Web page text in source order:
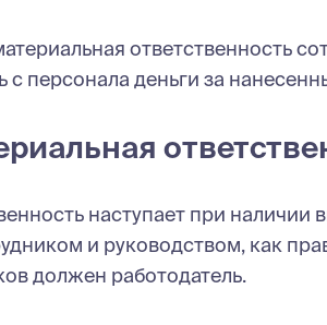
ответственность
с персонала деньги за
наступает при
и руководством, как
должен работодатель.